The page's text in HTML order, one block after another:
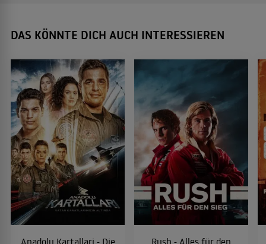
DAS KÖNNTE DICH AUCH INTERESSIEREN
Anadolu Kartallari - Die
Rush - Alles für den